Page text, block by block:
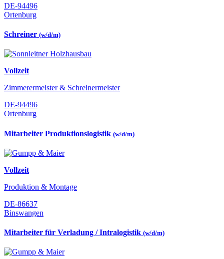
DE-94496
Ortenburg
Schreiner (w/d/m)
Vollzeit
Zimmerermeister & Schreinermeister
DE-94496
Ortenburg
Mitarbeiter Produktionslogistik (w/d/m)
Vollzeit
Produktion & Montage
DE-86637
Binswangen
Mitarbeiter für Verladung / Intralogistik (w/d/m)